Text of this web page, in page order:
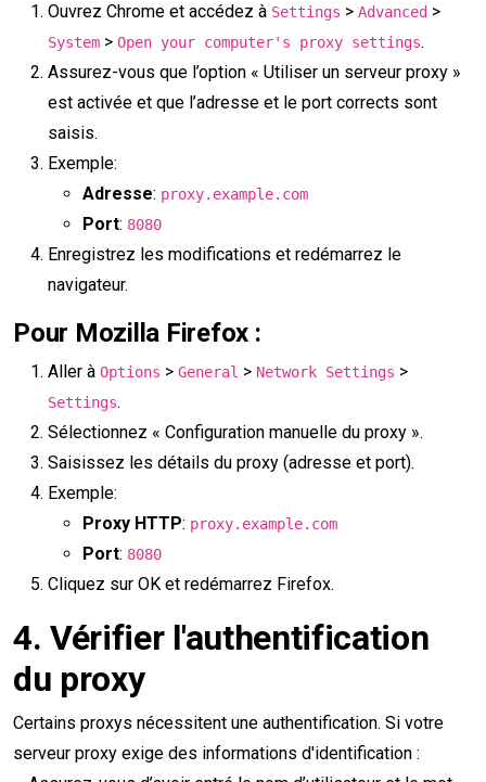
Ouvrez Chrome et accédez à Settings > Advanced >
System > Open your computer's proxy settings.
Assurez-vous que l’option « Utiliser un serveur proxy »
est activée et que l’adresse et le port corrects sont
saisis.
Exemple:
Adresse: proxy.example.com
Port: 8080
Enregistrez les modifications et redémarrez le
navigateur.
Pour Mozilla Firefox :
Aller à Options > General > Network Settings >
Settings.
Sélectionnez « Configuration manuelle du proxy ».
Saisissez les détails du proxy (adresse et port).
Exemple:
Proxy HTTP: proxy.example.com
Port: 8080
Cliquez sur OK et redémarrez Firefox.
4.Vérifier l'authentification
du proxy
Certains proxys nécessitent une authentification. Si votre
serveur proxy exige des informations d'identification :